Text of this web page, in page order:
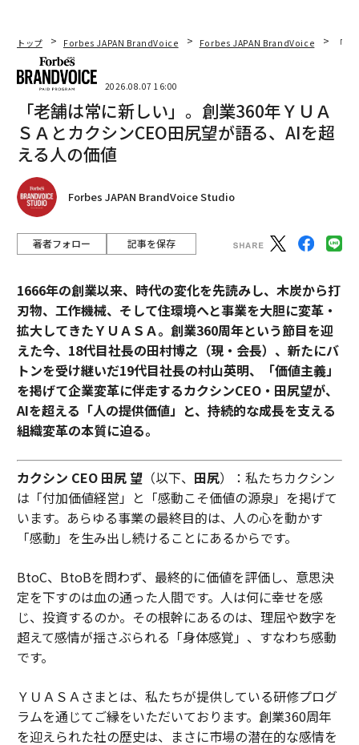
トップ Forbes JAPAN BrandVoice Forbes JAPAN BrandVoice 「
2026.08.07 16:00
「老舗は常に新しい」。創業360年ＹＵＡ
ＳＡとカクシンCEO田尻望が語る、AIを超
える人の価値
Forbes JAPAN BrandVoice Studio
著者フォロー 記事を保存
1666年の創業以来、時代の変化を先読みし、木炭から打
刃物、工作機械、そして住環境へと事業を大胆に変革・
拡大してきたＹＵＡＳＡ。創業360周年という節目を迎
えた今、18代目社長の田村博之（現・会長）、新たにバ
トンを受け継いだ19代目社長の村山英明、「価値主義」
を掲げて企業変革に伴走するカクシンCEO・田尻望が、
AIを超える「人の提供価値」と、持続的な成長を支える
組織変革の本質に迫る。
カクシン CEO 田尻 望（以下、 田尻）：私たちカクシン
は「付加価値経営」と「感動こそ価値の源泉」を掲げて
います。あらゆる事業の最終目的は、人の心を動かす
「感動」を生み出し続けることにあるからです。
BtoC、BtoBを問わず、最終的に価値を評価し、意思決
定を下すのは血の通った人間です。人は何に幸せを感
じ、投資するのか。その根幹にあるのは、理屈や数字を
超えて感情が揺さぶられる「身体感覚」、すなわち感動
です。
ＹＵＡＳＡさまとは、私たちが提供している研修プログ
ラムを通じてご縁をいただいております。創業360周年
を迎えられた社の歴史は、まさに市場の潜在的な感情を